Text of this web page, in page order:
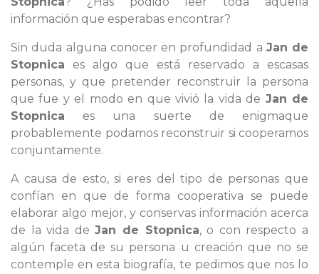
información que esperabas encontrar?
Sin duda alguna conocer en profundidad a Jan de
Stopnica es algo que está reservado a escasas
personas, y que pretender reconstruir la persona
que fue y el modo en que vivió la vida de Jan de
Stopnica es una suerte de enigmaque
probablemente podamos reconstruir si cooperamos
conjuntamente.
A causa de esto, si eres del tipo de personas que
confían en que de forma cooperativa se puede
elaborar algo mejor, y conservas información acerca
de la vida deJan de Stopnica, o con respecto a
algún faceta de su persona u creación que no se
contemple en esta biografía, te pedimos que nos lo